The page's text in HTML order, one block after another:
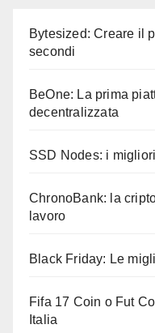
Bytesized: Creare il
secondi
BeOne: La prima
decentralizzata
SSD Nodes: i
ChronoBank: la
lavoro
Black Friday: Le
Fifa 17 Coin o Fut
Italia